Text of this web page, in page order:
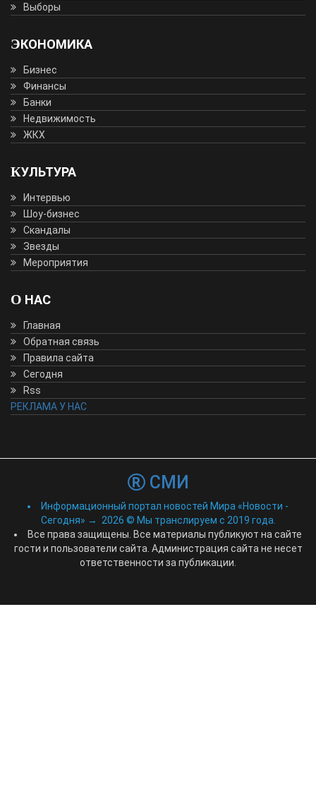
Выборы
ЭКОНОМИКА
Бизнес
Финансы
Банки
Недвижимость
ЖКХ
КУЛЬТУРА
Интервью
Шоу-бизнес
Скандалы
Звезды
Мероприятия
О НАС
Главная
Обратная связь
Правила сайта
Сегодня
Rss
РЕКЛАМА У НАС
СМИ
Информационный портал новостей Мира «Новости -
Сегодня» → 2026 © Мы транслируем с 2019 года.
Все права защищены. Все материалы публикуют на сайте
гости и пользователи сайта. Администрация сайта не несет
ответственности за публикации.